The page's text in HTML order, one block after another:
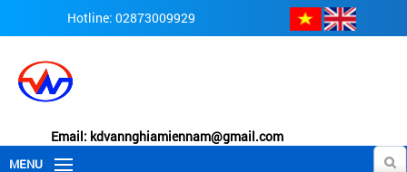
Hotline: 02873009929
Email: kdvannghiamiennam@gmail.com
MENU